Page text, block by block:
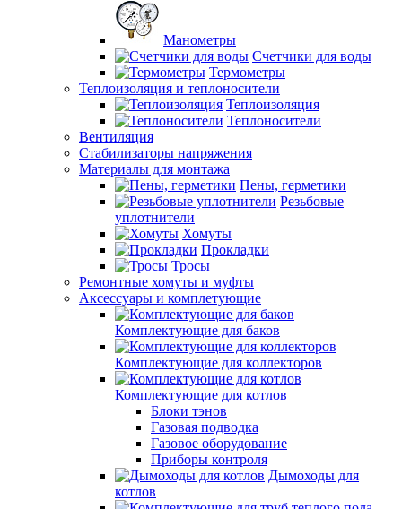
Манометры
Счетчики для воды
Термометры
Теплоизоляция и теплоносители
Теплоизоляция
Теплоносители
Вентиляция
Стабилизаторы напряжения
Материалы для монтажа
Пены, герметики
Резьбовые
уплотнители
Хомуты
Прокладки
Тросы
Ремонтные хомуты и муфты
Аксессуары и комплетующие
Комплектующие для баков
Комплектующие для коллекторов
Комплектующие для котлов
Блоки тэнов
Газовая подводка
Газовое оборудование
Приборы контроля
Дымоходы для
котлов